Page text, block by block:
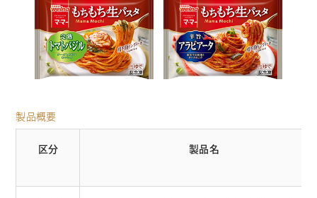
製品概要
区分 製品名